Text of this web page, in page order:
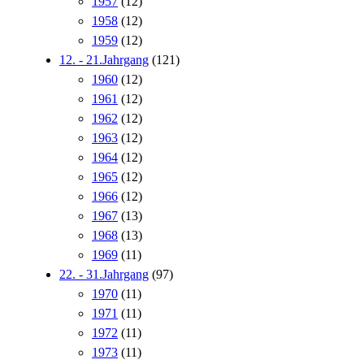
1958 (12)
1959 (12)
12. - 21.Jahrgang (121)
1960 (12)
1961 (12)
1962 (12)
1963 (12)
1964 (12)
1965 (12)
1966 (12)
1967 (13)
1968 (13)
1969 (11)
22. - 31.Jahrgang (97)
1970 (11)
1971 (11)
1972 (11)
1973 (11)